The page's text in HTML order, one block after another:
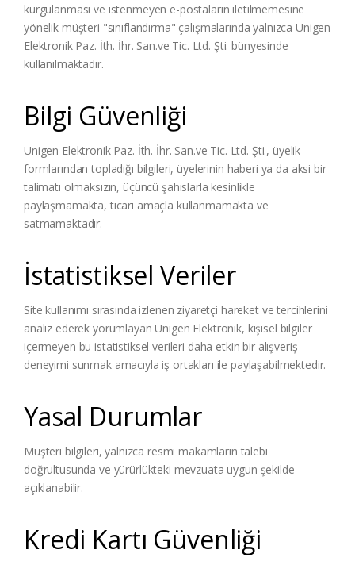
kurgulanması ve istenmeyen e-postaların iletilmemesine
yönelik müşteri "sınıflandırma" çalışmalarında yalnızca Unigen
Elektronik Paz. İth. İhr. San.ve Tic. Ltd. Şti. bünyesinde
kullanılmaktadır.
Bilgi Güvenliği
Unigen Elektronik Paz. İth. İhr. San.ve Tic. Ltd. Şti., üyelik
formlarından topladığı bilgileri, üyelerinin haberi ya da aksi bir
talimatı olmaksızın, üçüncü şahıslarla kesinlikle
paylaşmamakta, ticari amaçla kullanmamakta ve
satmamaktadır.
İstatistiksel Veriler
Site kullanımı sırasında izlenen ziyaretçi hareket ve tercihlerini
analiz ederek yorumlayan Unigen Elektronik, kişisel bilgiler
içermeyen bu istatistiksel verileri daha etkin bir alışveriş
deneyimi sunmak amacıyla iş ortakları ile paylaşabilmektedir.
Yasal Durumlar
Müşteri bilgileri, yalnızca resmi makamların talebi
doğrultusunda ve yürürlükteki mevzuata uygun şekilde
açıklanabilir.
Kredi Kartı Güvenliği